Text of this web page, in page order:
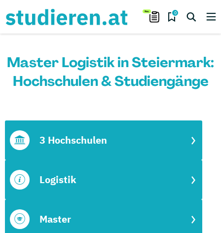
0
Master Logistik in Steiermark:
Hochschulen & Studiengänge
Master
Logistik
3 Hochschulen